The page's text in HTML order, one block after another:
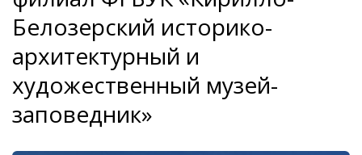
Белозерский историко-
архитектурный и
художественный музей-
заповедник»